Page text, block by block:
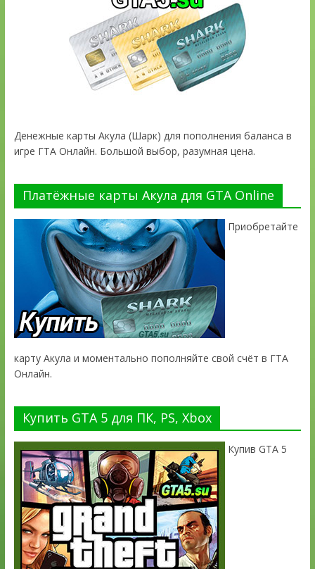
Денежные карты Акула (Шарк) для пополнения баланса в
игре ГТА Онлайн. Большой выбор, разумная цена.
Платёжные карты Акула для GTA Online
Приобретайте
карту Акула и моментально пополняйте свой счёт в ГТА
Онлайн.
Купить GTA 5 для ПК, PS, Xbox
Купив GTA 5